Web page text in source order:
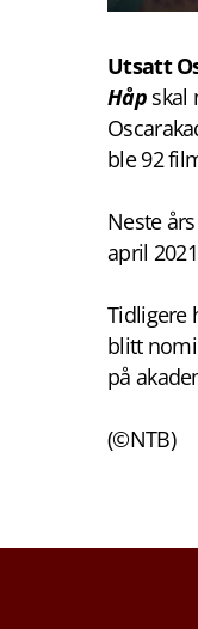
Utsatt
Håpskal
ble 92
Neste
april
Tidligere
blitt
på
(©NTB)